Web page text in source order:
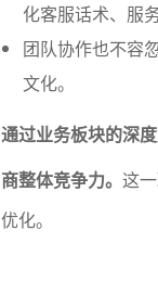
化客服话术、服
团队协作也不容
文化。
通过业务板块的深
商整体竞争力。 这
优化。